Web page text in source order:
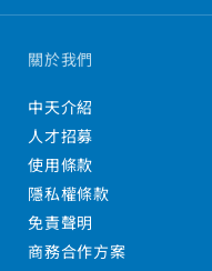
關於我們
中天介紹
人才招募
使用條款
隱私權條款
免責聲明
商務合作方案